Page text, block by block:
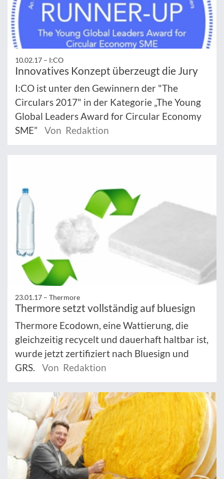
10.02.17 – I:CO
Innovatives Konzept überzeugt die Jury
I:CO ist unter den Gewinnern der "The
Circulars 2017" in der Kategorie „The Young
Global Leaders Award for Circular Economy
SME”
Von Redaktion
23.01.17 – Thermore
Thermore setzt vollständig auf bluesign
Thermore Ecodown, eine Wattierung, die
gleichzeitig recycelt und dauerhaft haltbar ist,
wurde jetzt zertifiziert nach Bluesign und
GRS.
Von Redaktion